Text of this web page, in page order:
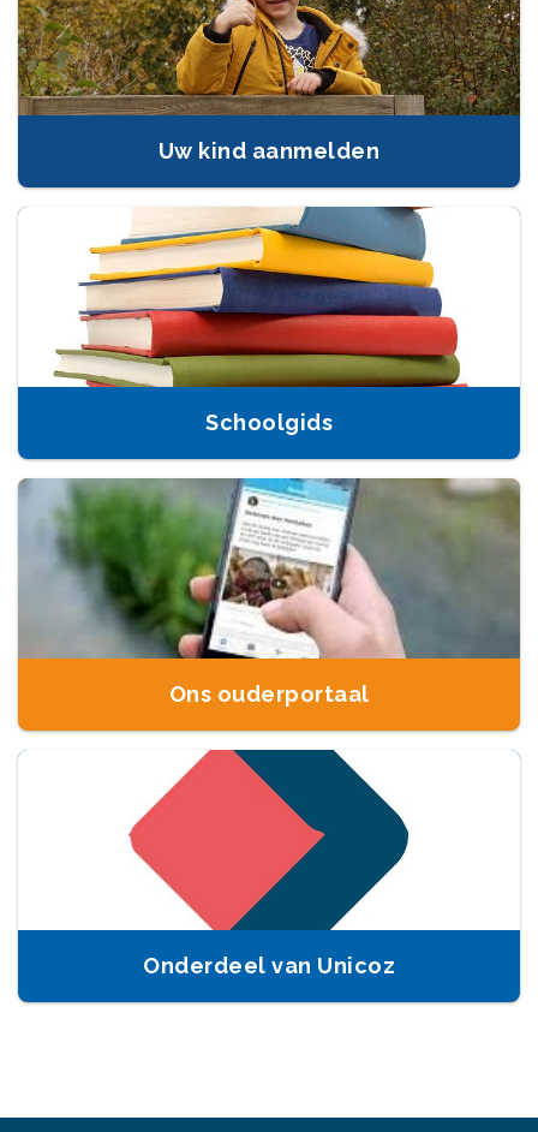
Uw kind aanmelden
Schoolgids
Ons ouderportaal
Onderdeel van Unicoz